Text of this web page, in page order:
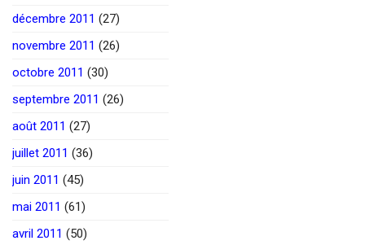
décembre 2011 (27)
novembre 2011 (26)
octobre 2011 (30)
septembre 2011 (26)
août 2011 (27)
juillet 2011 (36)
juin 2011 (45)
mai 2011 (61)
avril 2011 (50)